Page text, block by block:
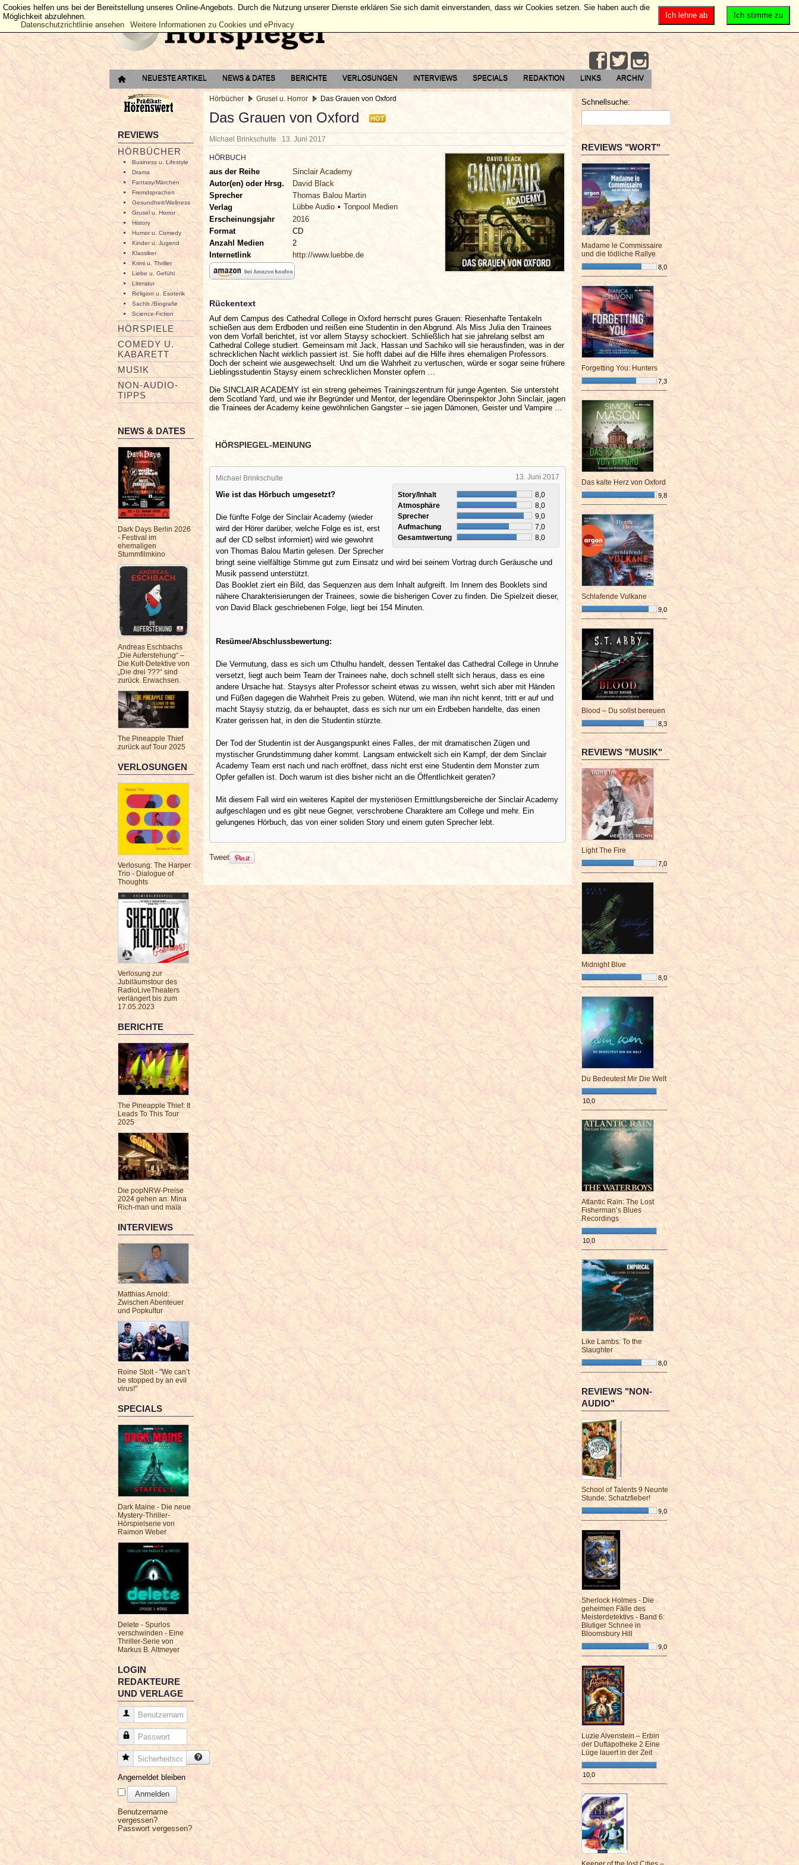
NEUESTE ARTIKEL NEWS & DATES BERICHTE VERLOSUNGEN INTERVIEWS SPECIALS REDAKTION LINKS ARCHIV
REVIEWS
HÖRBÜCHER
Business u. Lifestyle
Drama
Fantasy/Märchen
Fremdsprachen
Gesundheit/Wellness
Grusel u. Horror
History
Humor u. Comedy
Kinder u. Jugend
Klassiker
Krimi u. Thriller
Liebe u. Gefühl
Literatur
Religion u. Esoterik
Sachb./Biografie
Science-Fiction
HÖRSPIELE
COMEDY U.
KABARETT
MUSIK
NON-AUDIO-
TIPPS
NEWS & DATES
Dark Days Berlin 2026
- Festival im
ehemaligen
Stummfilmkino
Andreas Eschbachs
„Die Auferstehung“ –
Die Kult-Detektive von
„Die drei ???“ sind
zurück. Erwachsen.
The Pineapple Thief
zurück auf Tour 2025
VERLOSUNGEN
Verlosung: The Harper
Trio - Dialogue of
Thoughts
Verlosung zur
Jubiläumstour des
RadioLiveTheaters
verlängert bis zum
17.05.2023
BERICHTE
The Pineapple Thief: It
Leads To This Tour
2025
Die popNRW-Preise
2024 gehen an: Mina
Rich-man und maïa
INTERVIEWS
Matthias Arnold:
Zwischen Abenteuer
und Popkultur
Roine Stolt - "We can’t
be stopped by an evil
virus!"
SPECIALS
Dark Maine - Die neue
Mystery-Thriller-
Hörspielserie von
Raimon Weber
Delete - Spurlos
verschwinden - Eine
Thriller-Serie von
Markus B. Altmeyer
LOGIN
REDAKTEURE
UND VERLAGE
Benutzername
Passwort
Sicherheitscode
Angemeldet bleiben
Anmelden
Benutzername
vergessen?
Passwort vergessen?
Hörbücher Grusel u. Horror Das Grauen von Oxford
Das Grauen von Oxford HOT
Michael Brinkschulte 13. Juni 2017
HÖRBUCH
aus der Reihe
Sinclair Academy
Autor(en) oder Hrsg.
David Black
Sprecher
Thomas Balou Martin
Verlag
Lübbe Audio
Tonpool Medien
Erscheinungsjahr
2016
Format
CD
Anzahl Medien
2
Internetlink
http://www.luebbe.de
Rückentext
Auf dem Campus des Cathedral College in Oxford herrscht pures Grauen: Riesenhafte Tentakeln
schießen aus dem Erdboden und reißen eine Studentin in den Abgrund. Als Miss Julia den Trainees
von dem Vorfall berichtet, ist vor allem Staysy schockiert. Schließlich hat sie jahrelang selbst am
Cathedral College studiert. Gemeinsam mit Jack, Hassan und Sachiko will sie herausfinden, was in der
schrecklichen Nacht wirklich passiert ist. Sie hofft dabei auf die Hilfe ihres ehemaligen Professors.
Doch der scheint wie ausgewechselt. Und um die Wahrheit zu vertuschen, würde er sogar seine frühere
Lieblingsstudentin Staysy einem schrecklichen Monster opfern …
Die SINCLAIR ACADEMY ist ein streng geheimes Trainingszentrum für junge Agenten. Sie untersteht
dem Scotland Yard, und wie ihr Begründer und Mentor, der legendäre Oberinspektor John Sinclair, jagen
die Trainees der Academy keine gewöhnlichen Gangster – sie jagen Dämonen, Geister und Vampire …
HÖRSPIEGEL-MEINUNG
13. Juni 2017
Michael Brinkschulte
Story/Inhalt
8,0
Atmosphäre
8,0
Sprecher
9,0
Aufmachung
7,0
Gesamtwertung
8,0
Wie ist das Hörbuch umgesetzt?
Die fünfte Folge der Sinclair Academy (wieder
wird der Hörer darüber, welche Folge es ist, erst
auf der CD selbst informiert) wird wie gewohnt
von Thomas Balou Martin gelesen. Der Sprecher
bringt seine vielfältige Stimme gut zum Einsatz und wird bei seinem Vortrag durch Geräusche und
Musik passend unterstützt.
Das Booklet ziert ein Bild, das Sequenzen aus dem Inhalt aufgreift. Im Innern des Booklets sind
nähere Charakterisierungen der Trainees, sowie die bisherigen Cover zu finden. Die Spielzeit dieser,
von David Black geschriebenen Folge, liegt bei 154 Minuten.
Resümee/Abschlussbewertung:
Die Vermutung, dass es sich um Cthulhu handelt, dessen Tentakel das Cathedral College in Unruhe
versetzt, liegt auch beim Team der Trainees nahe, doch schnell stellt sich heraus, dass es eine
andere Ursache hat. Staysys alter Professor scheint etwas zu wissen, wehrt sich aber mit Händen
und Füßen dagegen die Wahrheit Preis zu geben. Wütend, wie man ihn nicht kennt, tritt er auf und
macht Staysy stutzig, da er behauptet, dass es sich nur um ein Erdbeben handelte, das einen
Krater gerissen hat, in den die Studentin stürzte.
Der Tod der Studentin ist der Ausgangspunkt eines Falles, der mit dramatischen Zügen und
mystischer Grundstimmung daher kommt. Langsam entwickelt sich ein Kampf, der dem Sinclair
Academy Team erst nach und nach eröffnet, dass nicht erst eine Studentin dem Monster zum
Opfer gefallen ist. Doch warum ist dies bisher nicht an die Öffentlichkeit geraten?
Mit diesem Fall wird ein weiteres Kapitel der mysteriösen Ermittlungsbereiche der Sinclair Academy
aufgeschlagen und es gibt neue Gegner, verschrobene Charaktere am College und mehr. Ein
gelungenes Hörbuch, das von einer soliden Story und einem guten Sprecher lebt.
Tweet
Schnellsuche:
REVIEWS "WORT"
Madame le Commissaire
und die tödliche Rallye
8,0
¯¯¯¯¯¯¯¯¯¯¯¯¯¯¯¯¯¯¯¯¯¯¯¯
Forgetting You: Hunters
7,3
¯¯¯¯¯¯¯¯¯¯¯¯¯¯¯¯¯¯¯¯¯¯¯¯
Das kalte Herz von Oxford
9,8
¯¯¯¯¯¯¯¯¯¯¯¯¯¯¯¯¯¯¯¯¯¯¯¯
Schlafende Vulkane
9,0
¯¯¯¯¯¯¯¯¯¯¯¯¯¯¯¯¯¯¯¯¯¯¯¯
Blood – Du sollst bereuen
8,3
¯¯¯¯¯¯¯¯¯¯¯¯¯¯¯¯¯¯¯¯¯¯¯¯
REVIEWS "MUSIK"
Light The Fire
7,0
¯¯¯¯¯¯¯¯¯¯¯¯¯¯¯¯¯¯¯¯¯¯¯¯
Midnight Blue
8,0
¯¯¯¯¯¯¯¯¯¯¯¯¯¯¯¯¯¯¯¯¯¯¯¯
Du Bedeutest Mir Die Welt
10,0
¯¯¯¯¯¯¯¯¯¯¯¯¯¯¯¯¯¯¯¯¯¯¯¯
Atlantic Rain: The Lost
Fisherman’s Blues
Recordings
10,0
¯¯¯¯¯¯¯¯¯¯¯¯¯¯¯¯¯¯¯¯¯¯¯¯
Like Lambs: To the
Slaughter
8,0
¯¯¯¯¯¯¯¯¯¯¯¯¯¯¯¯¯¯¯¯¯¯¯¯
REVIEWS "NON-
AUDIO"
School of Talents 9 Neunte
Stunde: Schatzfieber!
9,0
¯¯¯¯¯¯¯¯¯¯¯¯¯¯¯¯¯¯¯¯¯¯¯¯
Sherlock Holmes - Die
geheimen Fälle des
Meisterdetektivs - Band 6:
Blutiger Schnee in
Bloomsbury Hill
9,0
¯¯¯¯¯¯¯¯¯¯¯¯¯¯¯¯¯¯¯¯¯¯¯¯
Luzie Alvenstein – Erbin
der Duftapotheke 2 Eine
Lüge lauert in der Zeit
10,0
¯¯¯¯¯¯¯¯¯¯¯¯¯¯¯¯¯¯¯¯¯¯¯¯
Ich stimme zu
Ich lehne ab
Cookies helfen uns bei der Bereitstellung unseres Online-Angebots. Durch die Nutzung unserer Dienste erklären Sie sich damit einverstanden, dass wir Cookies setzen. Sie haben auch die
Möglichkeit abzulehnen.
Datenschutzrichtlinie ansehen
Weitere Informationen zu Cookies und ePrivacy